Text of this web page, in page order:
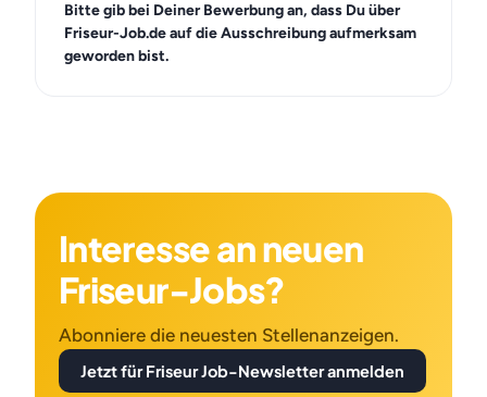
Bitte gib bei Deiner Bewerbung an, dass Du über
Friseur-Job.de auf die Ausschreibung aufmerksam
geworden bist.
Interesse an neuen
Friseur-Jobs?
Abonniere die neuesten Stellenanzeigen.
Jetzt für Friseur Job-Newsletter anmelden